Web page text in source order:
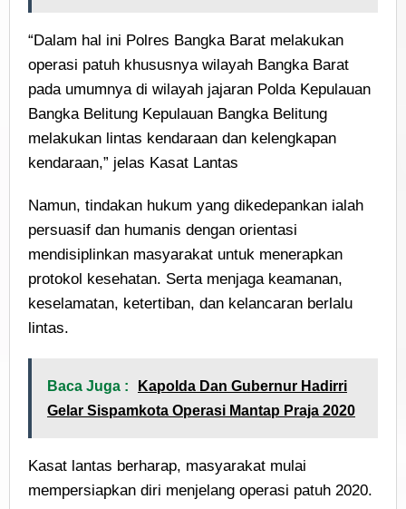
“Dalam hal ini Polres Bangka Barat melakukan
operasi patuh khususnya wilayah Bangka Barat
pada umumnya di wilayah jajaran Polda Kepulauan
Bangka Belitung Kepulauan Bangka Belitung
melakukan lintas kendaraan dan kelengkapan
kendaraan,” jelas Kasat Lantas
Namun, tindakan hukum yang dikedepankan ialah
persuasif dan humanis dengan orientasi
mendisiplinkan masyarakat untuk menerapkan
protokol kesehatan. Serta menjaga keamanan,
keselamatan, ketertiban, dan kelancaran berlalu
lintas.
Baca Juga :
Kapolda Dan Gubernur Hadirri
Gelar Sispamkota Operasi Mantap Praja 2020
Kasat lantas berharap, masyarakat mulai
mempersiapkan diri menjelang operasi patuh 2020.